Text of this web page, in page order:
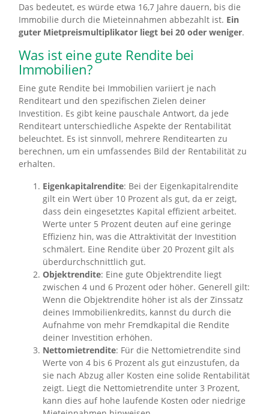
Das bedeutet, es würde etwa 16,7 Jahre dauern, bis die
Immobilie durch die Mieteinnahmen abbezahlt ist. Ein
guter Mietpreismultiplikator liegt bei 20 oder weniger.
Was ist eine gute Rendite bei
Immobilien?
Eine gute Rendite bei Immobilien variiert je nach
Renditeart und den spezifischen Zielen deiner
Investition. Es gibt keine pauschale Antwort, da jede
Renditeart unterschiedliche Aspekte der Rentabilität
beleuchtet. Es ist sinnvoll, mehrere Renditearten zu
berechnen, um ein umfassendes Bild der Rentabilität zu
erhalten.
Eigenkapitalrendite: Bei der Eigenkapitalrendite
gilt ein Wert über 10 Prozent als gut, da er zeigt,
dass dein eingesetztes Kapital effizient arbeitet.
Werte unter 5 Prozent deuten auf eine geringe
Effizienz hin, was die Attraktivität der Investition
schmälert. Eine Rendite über 20 Prozent gilt als
überdurchschnittlich gut.
Objektrendite: Eine gute Objektrendite liegt
zwischen 4 und 6 Prozent oder höher. Generell gilt:
Wenn die Objektrendite höher ist als der Zinssatz
deines Immobilienkredits, kannst du durch die
Aufnahme von mehr Fremdkapital die Rendite
deiner Investition erhöhen.
Nettomietrendite: Für die Nettomietrendite sind
Werte von 4 bis 6 Prozent als gut einzustufen, da
sie nach Abzug aller Kosten eine solide Rentabilität
zeigt. Liegt die Nettomietrendite unter 3 Prozent,
kann dies auf hohe laufende Kosten oder niedrige